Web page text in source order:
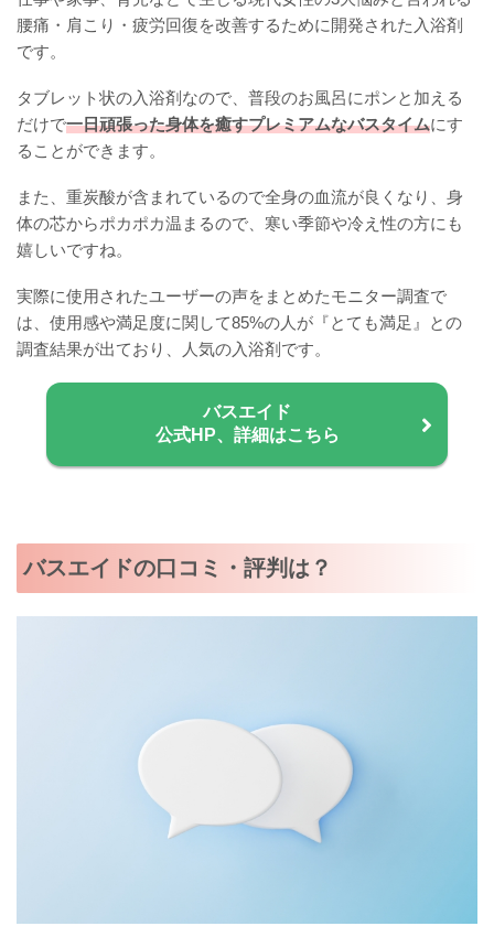
腰痛・肩こり・疲労回復を改善するために開発された入浴剤
です。
タブレット状の入浴剤なので、普段のお風呂にポンと加える
だけで一日頑張った身体を癒すプレミアムなバスタイムにす
ることができます。
また、重炭酸が含まれているので全身の血流が良くなり、身
体の芯からポカポカ温まるので、寒い季節や冷え性の方にも
嬉しいですね。
実際に使用されたユーザーの声をまとめたモニター調査で
は、使用感や満足度に関して85%の人が『とても満足』との
調査結果が出ており、人気の入浴剤です。
バスエイド
公式HP、詳細はこちら
バスエイドの口コミ・評判は？